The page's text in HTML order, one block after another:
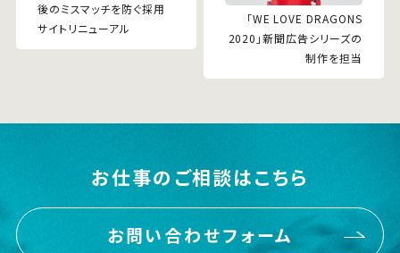
後のミスマッチを防ぐ採用
サイトリニューアル
「WE LOVE DRAGONS
2020」新聞広告シリーズの
制作を担当
お仕事のご相談はこちら
お問い合わせフォーム